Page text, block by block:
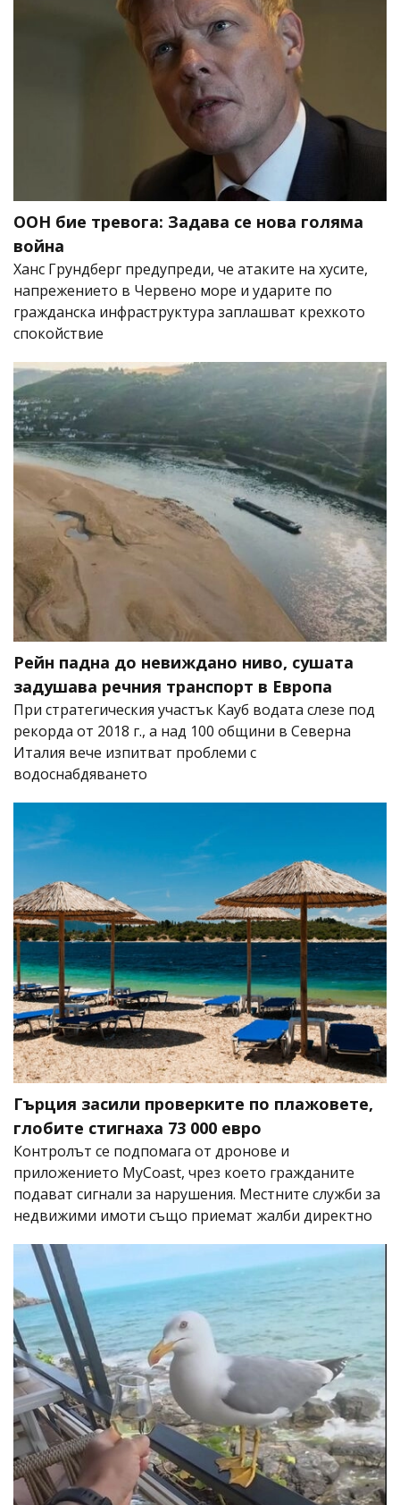
ООН бие тревога: Задава се нова голяма
война
Ханс Грундберг предупреди, че атаките на хусите,
напрежението в Червено море и ударите по
гражданска инфраструктура заплашват крехкото
спокойствие
Рейн падна до невиждано ниво, сушата
задушава речния транспорт в Европа
При стратегическия участък Кауб водата слезе под
рекорда от 2018 г., а над 100 общини в Северна
Италия вече изпитват проблеми с
водоснабдяването
Гърция засили проверките по плажовете,
глобите стигнаха 73 000 евро
Контролът се подпомага от дронове и
приложението MyCoast, чрез което гражданите
подават сигнали за нарушения. Местните служби за
недвижими имоти също приемат жалби директно